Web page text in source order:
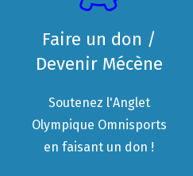
Faire un don /
Devenir Mécène
Soutenez l'Anglet
Olympique Omnisports
en faisant un don !